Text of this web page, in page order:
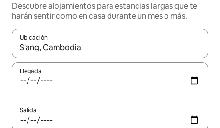
Descubre alojamientos para estancias largas que te
harán sentir como en casa durante un mes o más.
Ubicación
Cuando los resultados estén disponibles, podrás navegar
Llegada
Salida